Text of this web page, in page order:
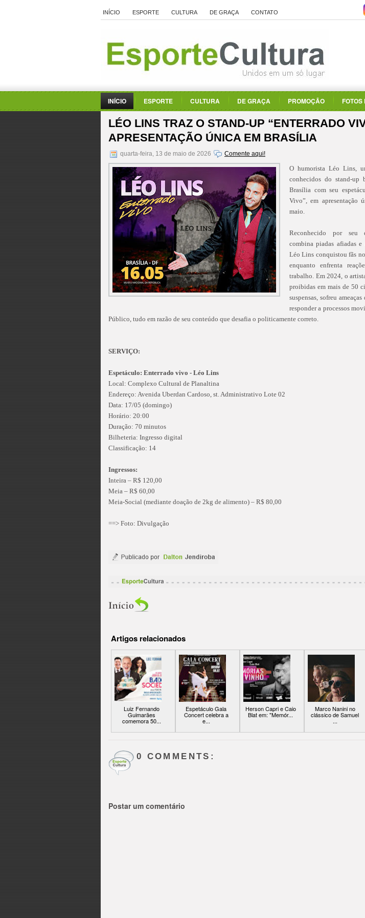
INÍCIO ESPORTE CULTURA DE GRAÇA CONTATO
INÍCIO ESPORTE CULTURA DE GRAÇA PROMOÇÃO FOTOS
LÉO LINS TRAZ O STAND-UP “ENTERRADO
APRESENTAÇÃO ÚNICA EM BRASÍLIA
quarta-feira, 13 de maio de 2026 Comente aqui!
O humorista Léo Lins,
conhecidos do stand-up
Brasília com seu
Vivo”, em apresentação
maio.
Reconhecido por seu
combina piadas afiadas e
Léo Lins conquistou fãs
enquanto enfrenta
trabalho. Em 2024, o
proibidas em mais de 50
suspensas, sofreu
responder a processos
Público, tudo em razão de seu conteúdo que desafia o politicamente correto.
SERVIÇO:
Espetáculo: Enterrado vivo - Léo Lins
Local: Complexo Cultural de Planaltina
Endereço: Avenida Uberdan Cardoso, st. Administrativo Lote 02
Data: 17/05 (domingo)
Horário: 20:00
Duração: 70 minutos
Bilheteria: Ingresso digital
Classificação: 14
Ingressos:
Inteira – R$ 120,00
Meia – R$ 60,00
Meia-Social (mediante doação de 2kg de alimento) – R$ 80,00
==> Foto: Divulgação
Artigos relacionados
Luiz Fernando
Guimarães
comemora 50...
Espetáculo Gala
Concert celebra a
e...
Herson Capri e Caio
Blat em: "Memór...
Marco Nanini no
clássico de Samuel
...
0 COMMENTS:
Postar um comentário